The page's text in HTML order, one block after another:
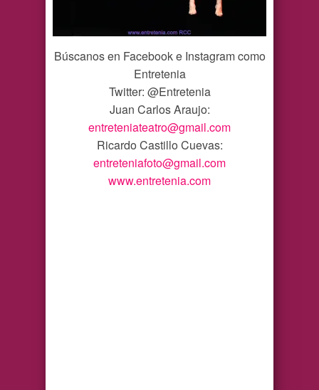
Búscanos en Facebook e Instagram como
Entretenia
Twitter: @Entretenia
Juan Carlos Araujo:
entreteniateatro@gmail.com
Ricardo Castillo Cuevas:
entreteniafoto@gmail.com
www.entretenia.com